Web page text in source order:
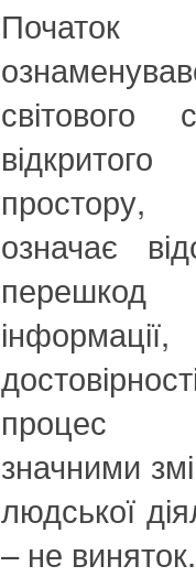
Початок
світового
простору,
означає
процес
значними
людської
– не виняток.